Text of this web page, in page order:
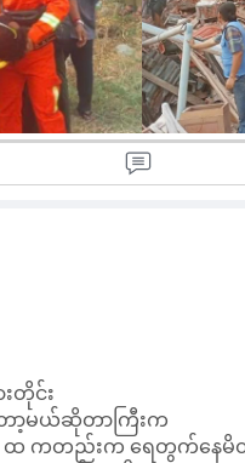
တိုင်း
ော့မယ်ဆိုတာကြီးက
ထ ကတည်းက ရေတွက်နေ